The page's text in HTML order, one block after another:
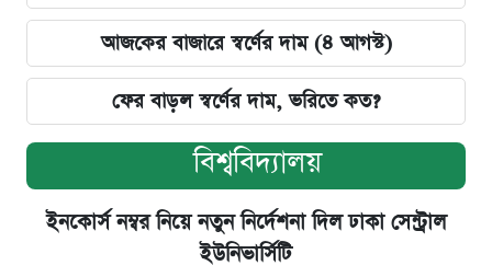
আজকের বাজারে স্বর্ণের দাম (৪ আগস্ট)
ফের বাড়ল স্বর্ণের দাম, ভরিতে কত?
বিশ্ববিদ্যালয়
ইনকোর্স নম্বর নিয়ে নতুন নির্দেশনা দিল ঢাকা সেন্ট্রাল
ইউনিভার্সিটি